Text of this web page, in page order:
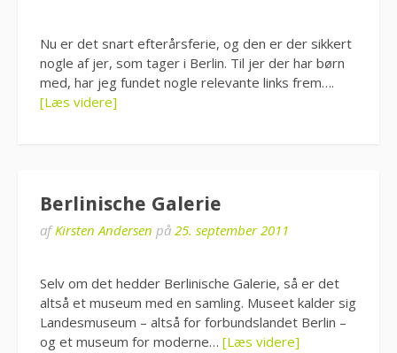
Nu er det snart efterårsferie, og den er der sikkert
nogle af jer, som tager i Berlin. Til jer der har børn
med, har jeg fundet nogle relevante links frem….
[Læs videre]
Berlinische Galerie
afKirsten Andersen på 25. september 2011
Selv om det hedder Berlinische Galerie, så er det
altså et museum med en samling. Museet kalder sig
Landesmuseum – altså for forbundslandet Berlin –
og et museum for moderne… [Læs videre]